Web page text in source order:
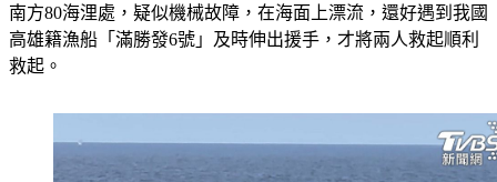
南方80海浬處，疑似機械故障，在海面上漂流，還好遇到我國
高雄籍漁船「滿勝發6號」及時伸出援手，才將兩人救起順利
救起。